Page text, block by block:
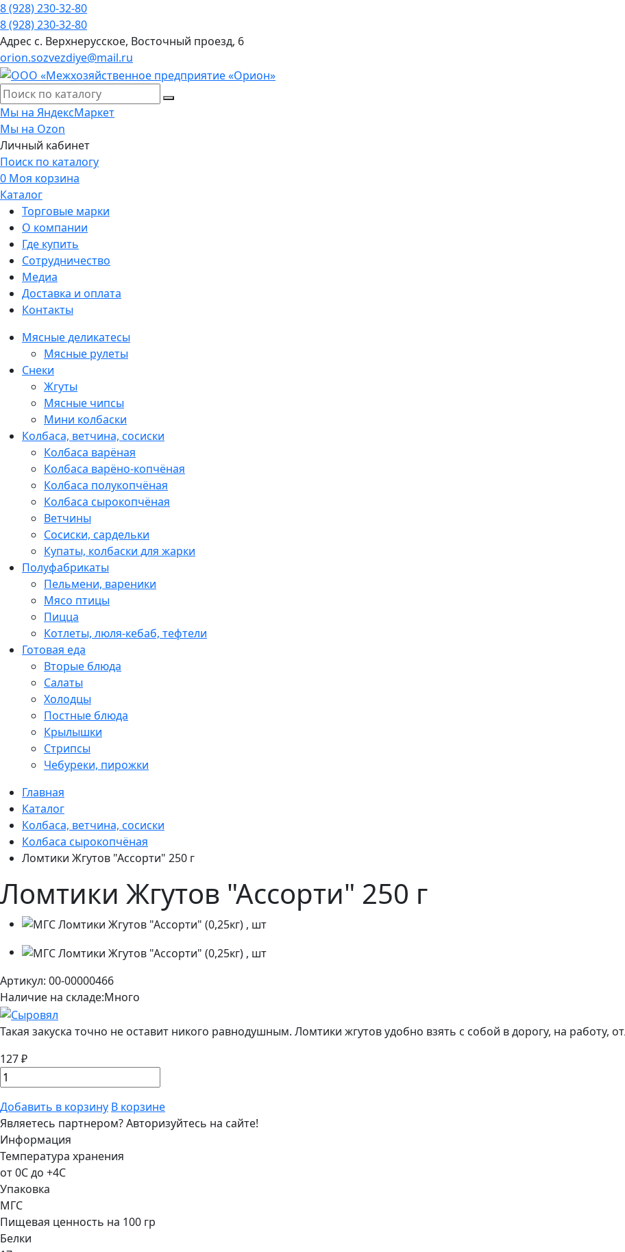
8 (928) 230-32-80
8 (928) 230-32-80
Адрес с. Верхнерусское, Восточный проезд, 6
orion.sozvezdiye@mail.ru
Мы на ЯндексМаркет
Мы на Ozon
Личный кабинет
Поиск по каталогу
0 Моя корзина
Каталог
Торговые марки
О компании
Где купить
Сотрудничество
Медиа
Доставка и оплата
Контакты
Мясные деликатесы
Мясные рулеты
Снеки
Жгуты
Мясные чипсы
Мини колбаски
Колбаса, ветчина, сосиски
Колбаса варёная
Колбаса варёно-копчёная
Колбаса полукопчёная
Колбаса сырокопчёная
Ветчины
Сосиски, сардельки
Купаты, колбаски для жарки
Полуфабрикаты
Пельмени, вареники
Мясо птицы
Пицца
Котлеты, люля-кебаб, тефтели
Готовая еда
Вторые блюда
Салаты
Холодцы
Постные блюда
Крылышки
Стрипсы
Чебуреки, пирожки
Главная
Каталог
Колбаса, ветчина, сосиски
Колбаса сырокопчёная
Ломтики Жгутов "Ассорти" 250 г
Ломтики Жгутов "Ассорти" 250 г
Артикул: 00-00000466
Наличие на складе:Много
Такая закуска точно не оставит никого равнодушным. Ломтики жгутов удобно взять с собой в дорогу, на работу,
127 ₽
Добавить в корзину В корзине
Являетесь партнером?Авторизуйтесь на сайте!
Информация
Температура хранения
от 0С до +4С
Упаковка
МГС
Пищевая ценность на 100 гр
Белки